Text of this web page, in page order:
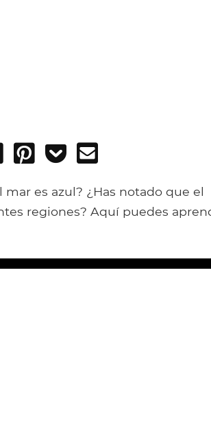
Post
Tumblr
Pin
Add
Pocket
es azul? ¿Has notado que el
regiones? Aquí puedes